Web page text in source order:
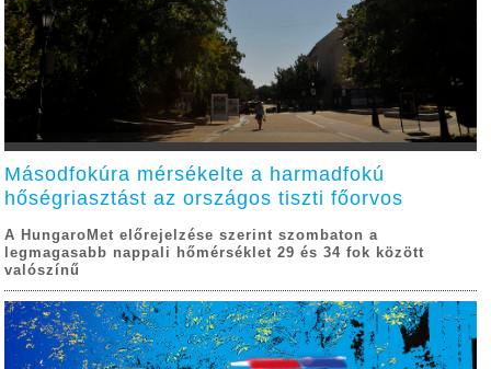
Másodfokúra mérsékelte a harmadfokú
hőségriasztást az országos tiszti főorvos
A HungaroMet előrejelzése szerint szombaton a
legmagasabb nappali hőmérséklet 29 és 34 fok között
valószínű